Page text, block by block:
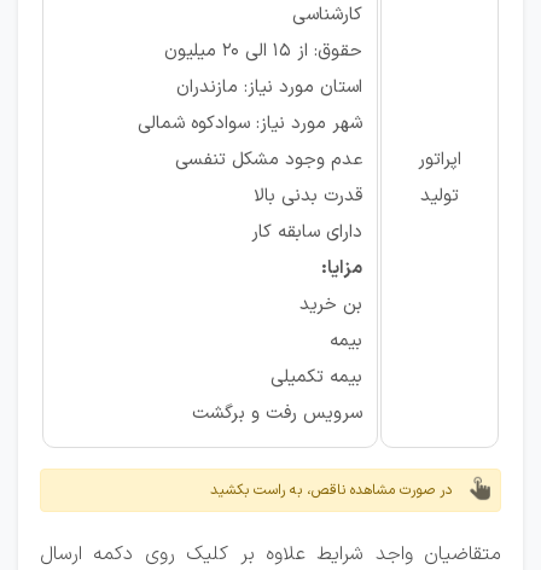
اپراتور
تولید
کارشناسی
حقوق: از ۱۵ الی ۲۰ میلیون
استان مورد نیاز: مازندران
شهر مورد نیاز: سوادکوه شمالی
عدم وجود مشکل تنفسی
قدرت بدنی بالا
دارای سابقه کار
مزایا:
بن خرید
بیمه
بیمه تکمیلی
سرویس رفت و برگشت
در صورت مشاهده ناقص، به راست بکشید
متقاضیان واجد شرایط علاوه بر کلیک روی دکمه ارسال